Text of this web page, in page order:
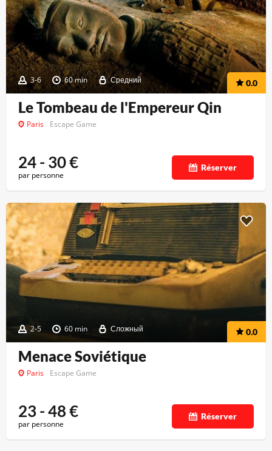
3-6 60 min Средний 0.0
Le Tombeau de l'Empereur Qin
Paris Escape Game
24 - 30€
par personne
Réserver
2-5 60 min Сложный 0.0
Menace Soviétique
Paris Escape Game
23 - 48€
par personne
Réserver